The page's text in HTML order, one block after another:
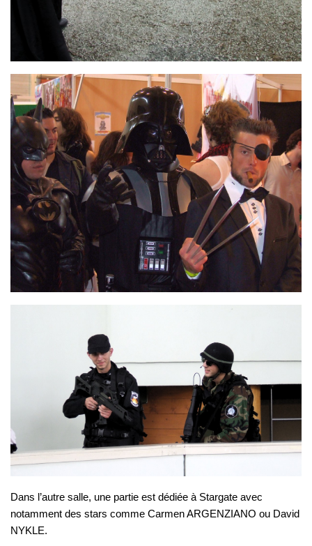
Dans l’autre salle, une partie est dédiée à Stargate avec
notamment des stars comme Carmen ARGENZIANO ou David
NYKLE.